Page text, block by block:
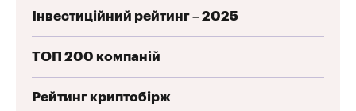
Інвестиційний рейтинг – 2025
ТОП 200 компаній
Рейтинг криптобірж